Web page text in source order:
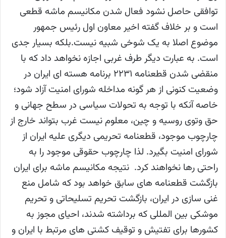
توافقی حاصل نشود فعال شدن مکانیسم ماشه قطعی
است و بر خلاف گفته اخیر معاون اول رئیس جمهور
موضوع اصلا به یک شوخی شبیه نیست.بلکه بسیار جدی
است. به عبارت دیگر طرف غربی اجازه نخواهد داد که با
منقضی شدن قطعنامه ۲۲۳۱ برنامه هسته ای ایران در
وضعیت کنونی از هر گونه مداخله شورای امنیت آزاد شود؛
خاصه آنکه با توجه به تحولات سیاسی در سطح جهانی و
حق وتوی روسیه و چین، معلوم نیست غرب بتواند خارج از
چارچوب موجود، قطعنامه تحریمی دیگری علیه ایران از
شورای امنیت بگیرد. لذا چارچوب حقوقی موجود را به
راحتی رها نخواهند کرد. نتیجه مکانیسم ماشه برای ایران
بازگشت قطعنامه های سابق خواهد بود که شامل منع
غنی سازی در ایران، بازگشت تحریم تسلیحاتی و تحریم
موشکی بین المللی که برداشته شدند، احیای مجوز به
کشورها برای تفتیش و توقیف کشتی های مرتبط با ایران و